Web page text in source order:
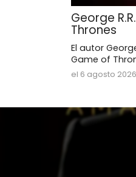
George
Thrones
El autor
Game of
el 6 agosto 2026